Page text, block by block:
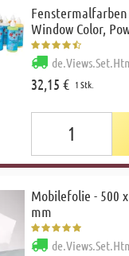
Fenstermalfarben
Window Color,
32,15 € 1 Stk.
Mobilefolie - 500
mm